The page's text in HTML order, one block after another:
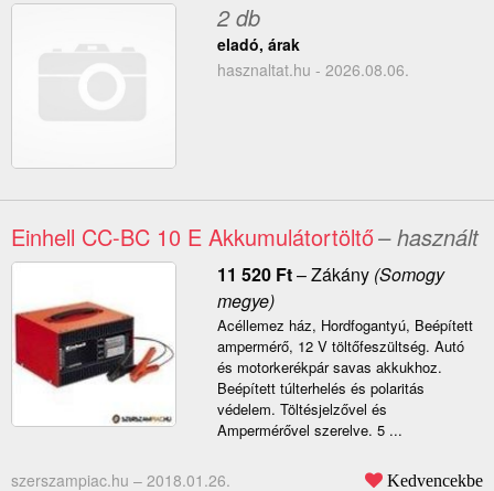
2 db
eladó, árak
hasznaltat.hu - 2026.08.06.
Einhell CC-BC 10 E Akkumulátortöltő– használt
11 520 Ft–Zákány(Somogy
megye)
Acéllemez ház, Hordfogantyú, Beépített
ampermérő, 12 V töltőfeszültség. Autó
és motorkerékpár savas akkukhoz.
Beépített túlterhelés és polaritás
védelem. Töltésjelzővel és
Ampermérővel szerelve. 5 ...
szerszampiac.hu – 2018.01.26. Kedvencekbe